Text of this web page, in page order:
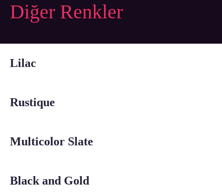
Diğer Renkler
Lilac
Rustique
Multicolor Slate
Black and Gold